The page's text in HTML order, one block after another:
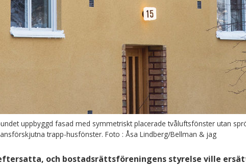
uppbyggd fasad med symmetriskt placerade tvåluftsfönster utan
trapp-husfönster. Foto : Åsa Lindberg/Bellman & jag
och bostadsrättsföreningens styrelse ville